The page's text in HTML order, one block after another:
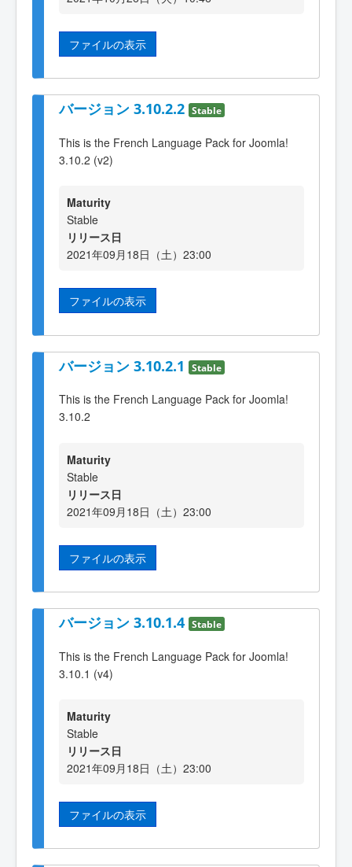
ファイルの表示
バージョン 3.10.2.2 Stable
This is the French Language Pack for Joomla!
3.10.2 (v2)
Maturity
Stable
リリース日
2021年09月18日（土）23:00
ファイルの表示
バージョン 3.10.2.1 Stable
This is the French Language Pack for Joomla!
3.10.2
Maturity
Stable
リリース日
2021年09月18日（土）23:00
ファイルの表示
バージョン 3.10.1.4 Stable
This is the French Language Pack for Joomla!
3.10.1 (v4)
Maturity
Stable
リリース日
2021年09月18日（土）23:00
ファイルの表示